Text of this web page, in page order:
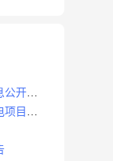
公开目
项目招